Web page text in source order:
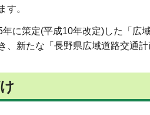
す。
に策定(平成10年改定)した「広
、新たな「長野県広域道路交通